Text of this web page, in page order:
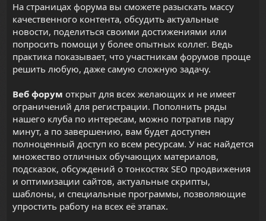
На страницах форума вы сможете разыскать массу
качественного контента, обсудить актуальные
новости, поделиться своими достижениями или
попросить помощи у более опытных коллег. Ведь
практика показывает, что участникам форумов проще
решить любую, даже самую сложную задачу.
Веб форум открыт для всех желающих и не имеет
ограничений для регистрации. Пополнить ряды
нашего клуба по интересам, можно потратив пару
минут, а по завершению, вам будет доступен
полноценный доступ ко всем ресурсам. У нас найдется
множество отличных обучающих материалов,
подсказок, обсуждений о тонкостях SEO продвижения
и оптимизации сайтов, актуальные скрипты,
шаблоны, и специальные программы, позволяющие
упростить работу на всех её этапах.